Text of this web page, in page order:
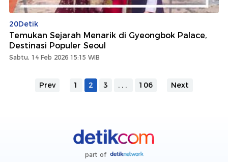
20Detik
Temukan Sejarah Menarik di Gyeongbok Palace,
Destinasi Populer Seoul
Sabtu, 14 Feb 2026 15:15 WIB
Prev 1 2 3 ... 106 Next
part of